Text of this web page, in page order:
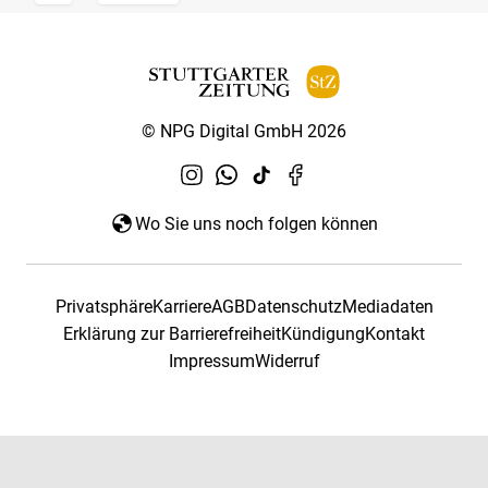
© NPG Digital GmbH 2026
Wo Sie uns noch folgen können
PrivatsphäreKarriereAGBDatenschutzMediadaten
Erklärung zur BarrierefreiheitKündigungKontakt
ImpressumWiderruf